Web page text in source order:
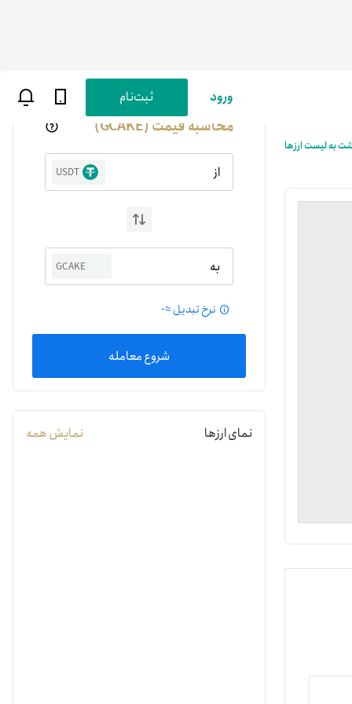
ورود ثبت‌نام
به لیست ارزها
محاسبه قیمت (GCAKE)
از USDT
به GCAKE
نرخ تبدیل ≈-
شروع معامله
نمای ارزها نمایش همه